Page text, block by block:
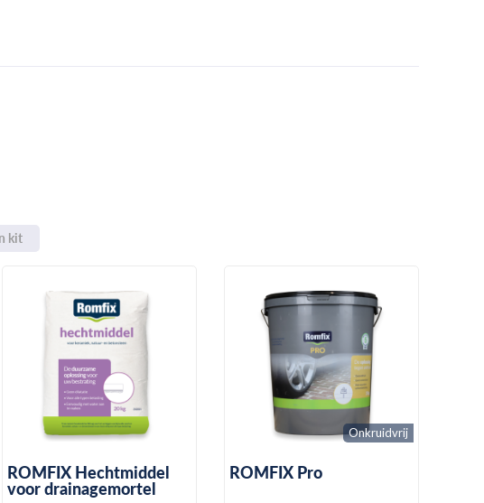
kit
ROMFIX Hechtmiddel
voor drainagemortel
Onkruidvrij
ROMFIX Pro